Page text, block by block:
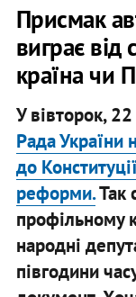
Присмак
виграє
країна чи
У вівторок,
Рада України
до
реформи.Так
профільному
народні
півгодини